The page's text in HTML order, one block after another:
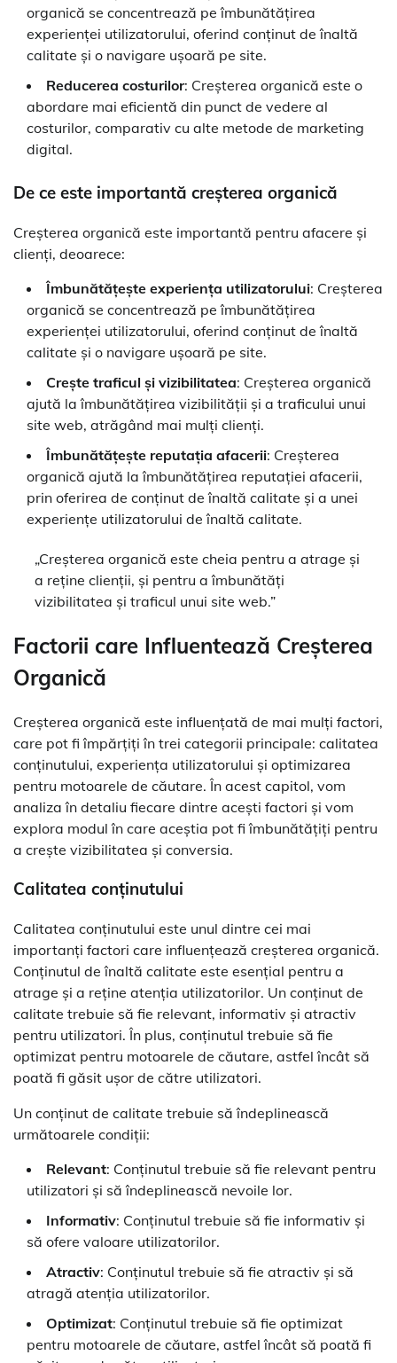
organică se concentrează pe îmbunătățirea
experienței utilizatorului, oferind conținut de înaltă
calitate și o navigare ușoară pe site.
Reducerea costurilor: Creșterea organică este o
abordare mai eficientă din punct de vedere al
costurilor, comparativ cu alte metode de marketing
digital.
De ce este importantă creșterea organică
Creșterea organică este importantă pentru afacere și
clienți, deoarece:
Îmbunătățește experiența utilizatorului: Creșterea
organică se concentrează pe îmbunătățirea
experienței utilizatorului, oferind conținut de înaltă
calitate și o navigare ușoară pe site.
Crește traficul și vizibilitatea: Creșterea organică
ajută la îmbunătățirea vizibilității și a traficului unui
site web, atrăgând mai mulți clienți.
Îmbunătățește reputația afacerii: Creșterea
organică ajută la îmbunătățirea reputației afacerii,
prin oferirea de conținut de înaltă calitate și a unei
experiențe utilizatorului de înaltă calitate.
„Creșterea organică este cheia pentru a atrage și
a reține clienții, și pentru a îmbunătăți
vizibilitatea și traficul unui site web.”
Factorii care Influentează Creșterea
Organică
Creșterea organică este influențată de mai mulți factori,
care pot fi împărțiți în trei categorii principale: calitatea
conținutului, experiența utilizatorului și optimizarea
pentru motoarele de căutare. În acest capitol, vom
analiza în detaliu fiecare dintre acești factori și vom
explora modul în care aceștia pot fi îmbunătățiți pentru
a crește vizibilitatea și conversia.
Calitatea conținutului
Calitatea conținutului este unul dintre cei mai
importanți factori care influențează creșterea organică.
Conținutul de înaltă calitate este esențial pentru a
atrage și a reține atenția utilizatorilor. Un conținut de
calitate trebuie să fie relevant, informativ și atractiv
pentru utilizatori. În plus, conținutul trebuie să fie
optimizat pentru motoarele de căutare, astfel încât să
poată fi găsit ușor de către utilizatori.
Un conținut de calitate trebuie să îndeplinească
următoarele condiții:
Relevant: Conținutul trebuie să fie relevant pentru
utilizatori și să îndeplinească nevoile lor.
Informativ: Conținutul trebuie să fie informativ și
să ofere valoare utilizatorilor.
Atractiv: Conținutul trebuie să fie atractiv și să
atragă atenția utilizatorilor.
Optimizat: Conținutul trebuie să fie optimizat
pentru motoarele de căutare, astfel încât să poată fi